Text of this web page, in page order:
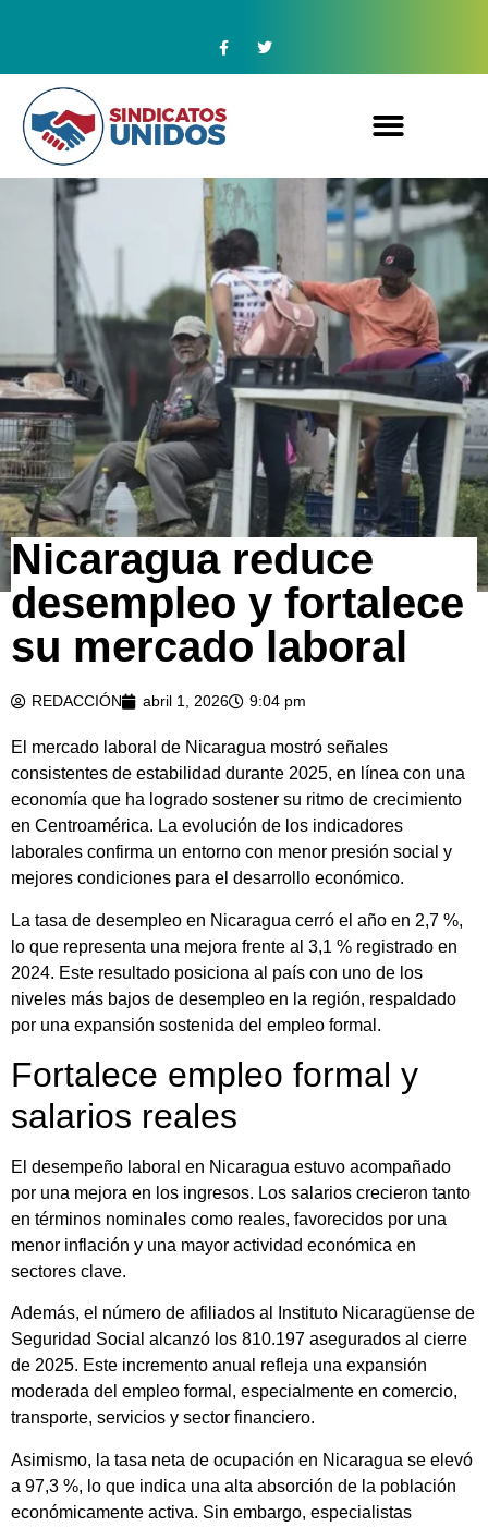
Nicaragua reduce
desempleo y fortalece
su mercado laboral
REDACCIÓN abril 1, 2026 9:04 pm
El mercado laboral de Nicaragua mostró señales
consistentes de estabilidad durante 2025, en línea con una
economía que ha logrado sostener su ritmo de crecimiento
en Centroamérica. La evolución de los indicadores
laborales confirma un entorno con menor presión social y
mejores condiciones para el desarrollo económico.
La tasa de desempleo en Nicaragua cerró el año en 2,7 %,
lo que representa una mejora frente al 3,1 % registrado en
2024. Este resultado posiciona al país con uno de los
niveles más bajos de desempleo en la región, respaldado
por una expansión sostenida del empleo formal.
Fortalece empleo formal y
salarios reales
El desempeño laboral en Nicaragua estuvo acompañado
por una mejora en los ingresos. Los salarios crecieron tanto
en términos nominales como reales, favorecidos por una
menor inflación y una mayor actividad económica en
sectores clave.
Además, el número de afiliados al Instituto Nicaragüense de
Seguridad Social alcanzó los 810.197 asegurados al cierre
de 2025. Este incremento anual refleja una expansión
moderada del empleo formal, especialmente en comercio,
transporte, servicios y sector financiero.
Asimismo, la tasa neta de ocupación en Nicaragua se elevó
a 97,3 %, lo que indica una alta absorción de la población
económicamente activa. Sin embargo, especialistas